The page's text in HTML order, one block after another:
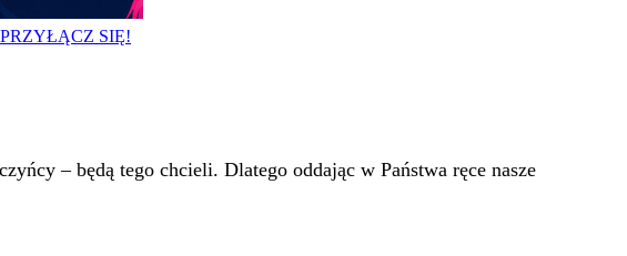
SIĘ!
– będą tego chcieli. Dlatego oddając w Państwa ręce nasze